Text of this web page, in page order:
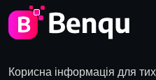
Корисна інформація для